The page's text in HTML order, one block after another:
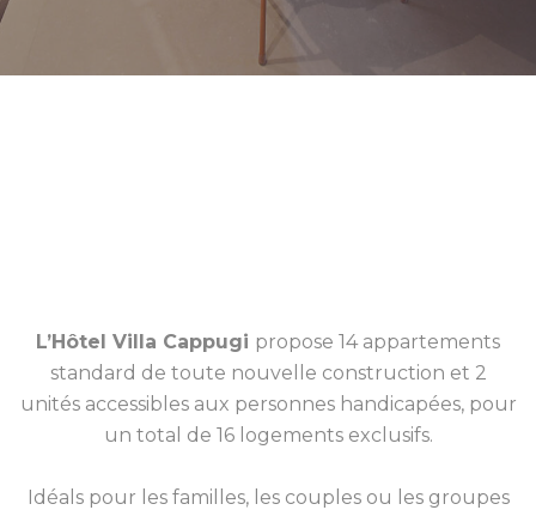
L’Hôtel Villa Cappugi propose 14 appartements
standard de toute nouvelle construction et 2
unités accessibles aux personnes handicapées, pour
un total de 16 logements exclusifs.
Idéals pour les familles, les couples ou les groupes